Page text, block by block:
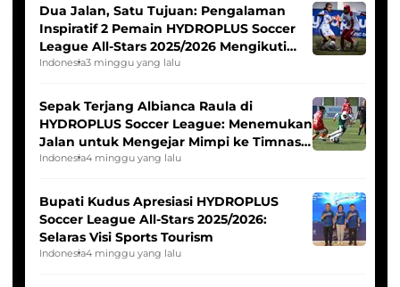
Dua Jalan, Satu Tujuan: Pengalaman
Inspiratif 2 Pemain HYDROPLUS Soccer
League All-Stars 2025/2026 Mengikuti
Seleksi Timnas Indonesia Putri
Indonesia3 minggu yang lalu
Sepak Terjang Albianca Raula di
HYDROPLUS Soccer League: Menemukan
Jalan untuk Mengejar Mimpi ke Timnas
Indonesia Putri
Indonesia4 minggu yang lalu
Bupati Kudus Apresiasi HYDROPLUS
Soccer League All-Stars 2025/2026:
Selaras Visi Sports Tourism
Indonesia4 minggu yang lalu